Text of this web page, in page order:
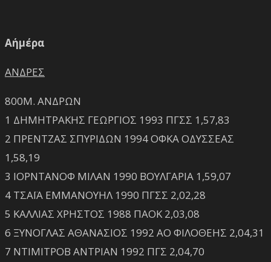
Α΄ημέρα
ΑΝΔΡΕΣ
800Μ. ΑΝΔΡΩΝ
1 ΔΗΜΗΤΡΑΚΗΣ ΓΕΩΡΓΙΟΣ 1993 ΠΓΣΣ 1,57,83
2 ΠΡΕΝΤΖΑΣ ΣΠΥΡΙΔΩΝ 1994 ΟΦΚΑ ΟΔΥΣΣΕΑΣ
1,58,19
3 ΙΟΡΝΤΑΝΟΦ ΜΙΛΑΝ 1990 ΒΟΥΛΓΑΡΙΑ 1,59,07
4 ΤΣΑΪΑ ΕΜΜΑΝΟΥΗΛ 1990 ΠΓΣΣ 2,02,28
5 ΚΑΛΛΙΑΣ ΧΡΗΣΤΟΣ 1988 ΠΑΟΚ 2,03,08
6 ΞΥΝΟΓΛΑΣ ΑΘΑΝΑΣΙΟΣ 1992 ΑΟ ΦΙΛΟΘΕΗΣ 2,04,31
7 ΝΤΙΜΙΤΡΟΒ ΑΝΤΡΙΑΝ 1992 ΠΓΣ 2,04,70